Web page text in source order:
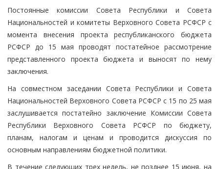
Постоянные комиссии Совета Республики и Совета
Национальностей и комитеты Верховного Совета РСФСР с
момента внесения проекта республиканского бюджета
РСФСР до 15 мая проводят постатейное рассмотрение
представленного проекта бюджета и выносят по нему
заключения.
На совместном заседании Совета Республики и Совета
Национальностей Верховного Совета РСФСР с 15 по 25 мая
заслушивается постатейно заключение Комиссии Совета
Республики Верховного Совета РСФСР по бюджету,
планам, налогам и ценам и проводится дискуссия по
основным направлениям бюджетной политики.
В течение следующих трех недель, не позднее 15 июня, на